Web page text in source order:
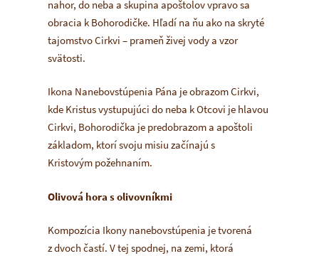
nahor, do neba a skupina apoštolov vpravo sa
obracia k Bohorodičke. Hľadí na ňu ako na skryté
tajomstvo Cirkvi – prameň živej vody a vzor
svätosti.
Ikona Nanebovstúpenia Pána je obrazom Cirkvi,
kde Kristus vystupujúci do neba k Otcovi je hlavou
Cirkvi, Bohorodička je predobrazom a apoštoli
základom, ktorí svoju misiu začínajú s
Kristovým požehnaním.
Olivová hora s olivovníkmi
Kompozícia Ikony nanebovstúpenia je tvorená
z dvoch častí. V tej spodnej, na zemi, ktorá